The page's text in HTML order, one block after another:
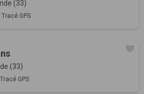
(33)
Tracé GPS
(33)
Tracé GPS